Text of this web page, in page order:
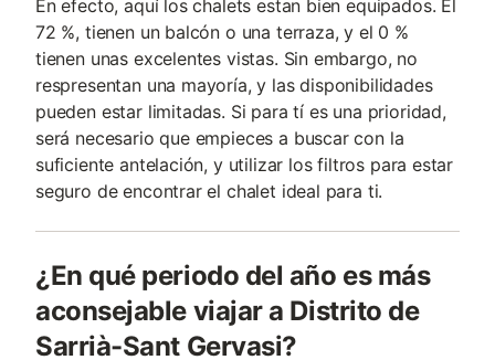
En efecto, aquí los chalets estan bien equipados. El
72 %, tienen un balcón o una terraza, y el 0 %
tienen unas excelentes vistas. Sin embargo, no
respresentan una mayoría, y las disponibilidades
pueden estar limitadas. Si para tí es una prioridad,
será necesario que empieces a buscar con la
suficiente antelación, y utilizar los filtros para estar
seguro de encontrar el chalet ideal para ti.
¿En qué periodo del año es más
aconsejable viajar a Distrito de
Sarrià-Sant Gervasi?